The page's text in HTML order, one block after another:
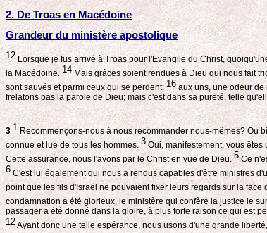
2. De Troas en Macédoine
Grandeur du ministère apostolique
12 Lorsque je fus arrivé à Troas pour l'Evangile du Christ,
la Macédoine.14Mais grâces soient rendues à Dieu qui nous fait
sont sauvés et parmi ceux qui se perdent: 16aux uns, une odeur de
frelatons pas la parole de Dieu; mais c'est dans sa pureté, telle
3 1 Recommençons-nous à nous recommander nous-mêmes? Ou
connue et lue de tous les hommes. 3Oui, manifestement, vous êtes
Cette assurance, nous l'avons par le Christ en vue de Dieu.5Ce
6 C'est lui également qui nous a rendus capables d'être ministres
point que les fils d'Israël ne pouvaient fixer leurs regards sur la
condamnation a été glorieux, le ministère qui confère la justice le
passager a été donné dans la gloire, à plus forte raison ce qui est
12Ayant donc une telle espérance, nous usons d'une grande liberté,